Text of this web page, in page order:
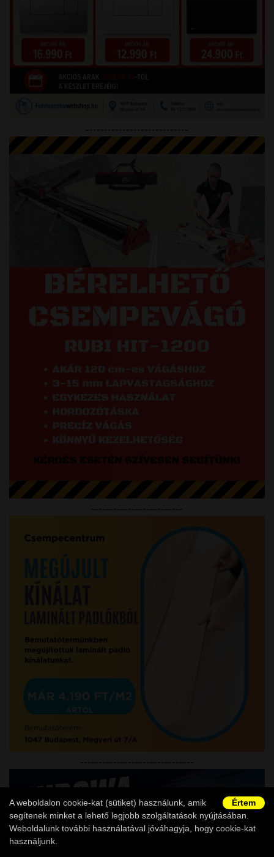
Értem
A weboldalon cookie-kat (sütiket) használunk, amik
segítenek minket a lehető legjobb szolgáltatások nyújtásában.
Weboldalunk további használatával jóváhagyja, hogy cookie-kat
használjunk.
----------------------------
-------------------------
-------------------------------